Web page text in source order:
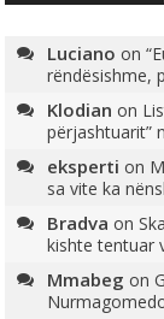
Luciano on
rëndësishme,
Klodian on
përjashtuarit”
eksperti on
sa vite ka
Bradva on
kishte tentuar
Mmabeg on